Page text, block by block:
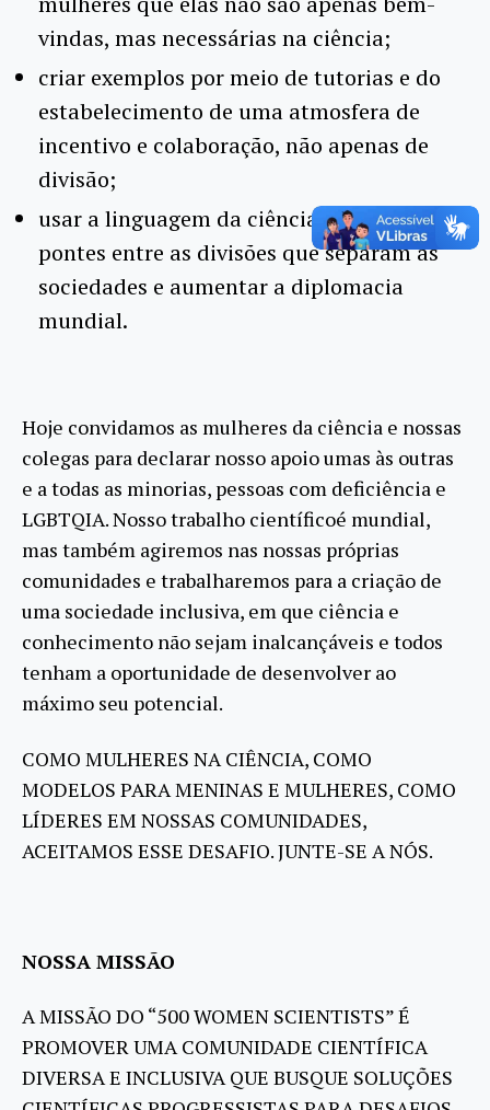
vindas, mas necessárias na ciência;
criar exemplos por meio de tutorias e do
estabelecimento de uma atmosfera de
incentivo e colaboração, não apenas de
divisão;
usar a linguagem da ciência para criar
pontes entre as divisões que separam as
sociedades e aumentar a diplomacia
mundial.
Hoje convidamos as mulheres da ciência e nossas
colegas para declarar nosso apoio umas às outras
e a todas as minorias, pessoas com deficiência e
LGBTQIA. Nosso trabalho científicoé mundial,
mas também agiremos nas nossas próprias
comunidades e trabalharemos para a criação de
uma sociedade inclusiva, em que ciência e
conhecimento não sejam inalcançáveis e todos
tenham a oportunidade de desenvolver ao
máximo seu potencial.
COMO MULHERES NA CIÊNCIA, COMO
MODELOS PARA MENINAS E MULHERES, COMO
LÍDERES EM NOSSAS COMUNIDADES,
ACEITAMOS ESSE DESAFIO. JUNTE-SE A NÓS.
NOSSA MISSÃO
A MISSÃO DO “500 WOMEN SCIENTISTS” É
PROMOVER UMA COMUNIDADE CIENTÍFICA
DIVERSA E INCLUSIVA QUE BUSQUE SOLUÇÕES